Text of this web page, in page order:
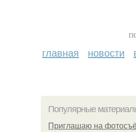
главная новости
Популярные
Приглашаю на